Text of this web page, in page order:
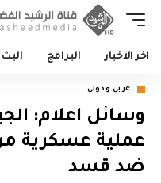
اخر الاخبار البرامج
عربي ودولي
وسائل اعلام:
عملية عسكرية
ضد قسد